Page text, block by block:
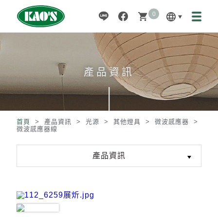
language
shopping_cart 0
產品資訊
首頁 > 產品資訊 > 光源 > 其他燈具 > 微波感應器 >
微波感應器線
產品資訊